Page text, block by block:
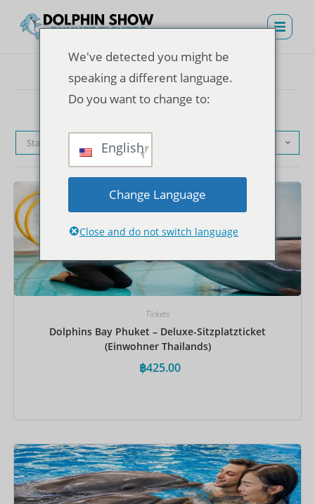
Standardsortierung
Tickets
Dolphins Bay Phuket – Deluxe-Sitzplatzticket
(Einwohner Thailands)
฿425.00
Jetzt buchen
We've detected you might be
speaking a different language.
Do you want to change to:
English
Change Language
Close and do not switch language